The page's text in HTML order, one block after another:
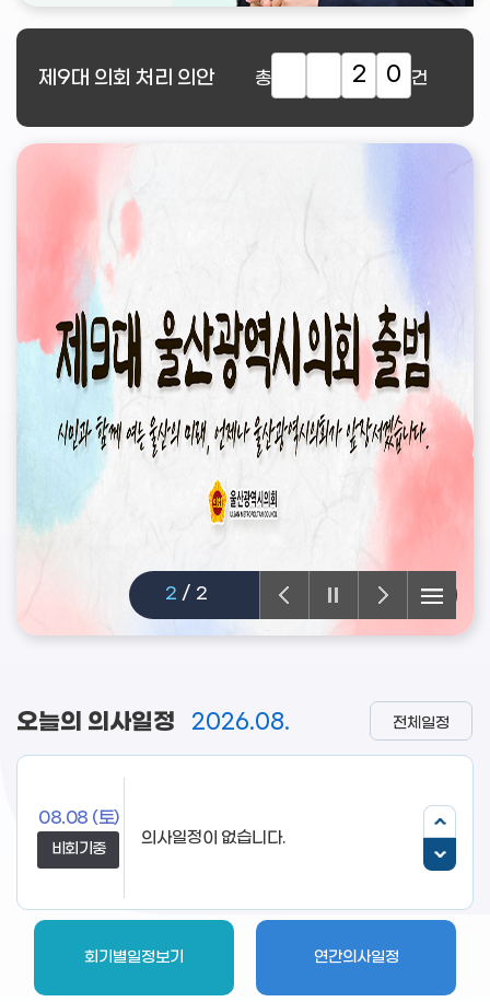
2 / 2
제9대 의회 처리 의안 총 2 0 건
오늘의 의사일정 2026.08.
08.08 (토)
비회기중
의사일정이 없습니다.
회기별일정보기 연간의사일정
전체일정